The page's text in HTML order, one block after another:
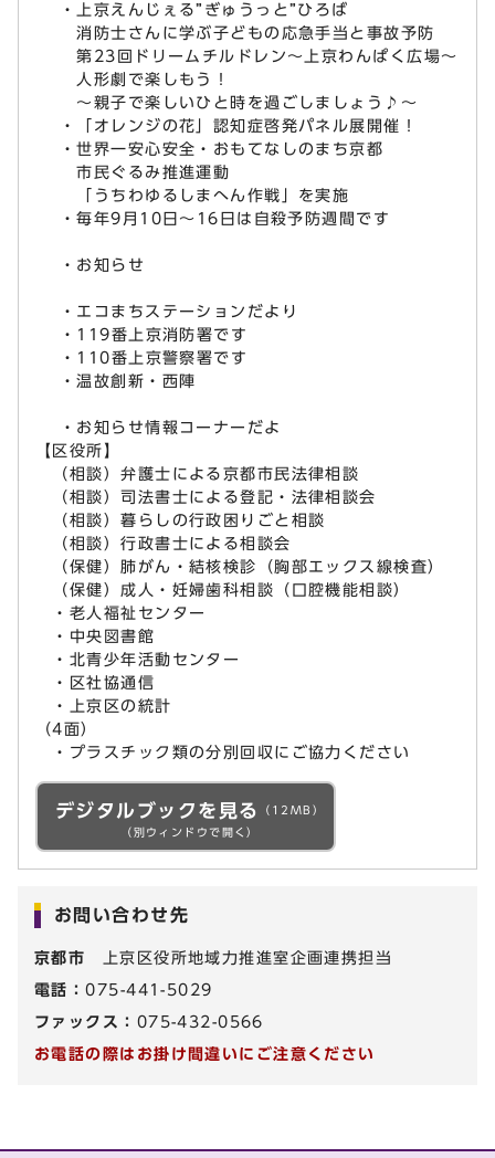
・上京えんじぇる”ぎゅうっと”ひろば
消防士さんに学ぶ子どもの応急手当と事故予防
第23回ドリームチルドレン～上京わんぱく広場～
人形劇で楽しもう！
～親子で楽しいひと時を過ごしましょう♪～
・「オレンジの花」認知症啓発パネル展開催！
・世界一安心安全・おもてなしのまち京都
市民ぐるみ推進運動
「うちわゆるしまへん作戦」を実施
・毎年9月10日～16日は自殺予防週間です
・お知らせ
・エコまちステーションだより
・119番上京消防署です
・110番上京警察署です
・温故創新・西陣
・お知らせ情報コーナーだよ
【区役所】
（相談）弁護士による京都市民法律相談
（相談）司法書士による登記・法律相談会
（相談）暮らしの行政困りごと相談
（相談）行政書士による相談会
（保健）肺がん・結核検診（胸部エックス線検査）
（保健）成人・妊婦歯科相談（口腔機能相談）
・老人福祉センター
・中央図書館
・北青少年活動センター
・区社協通信
・上京区の統計
（4面）
・プラスチック類の分別回収にご協力ください
デジタルブックを見る
（12MB）
（別ウィンドウで開く）
お問い合わせ先
京都市 上京区役所地域力推進室企画連携担当
電話：075-441-5029
ファックス： 075-432-0566
お電話の際はお掛け間違いにご注意ください